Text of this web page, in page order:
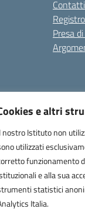
e altri
nostro Istituto non
utilizzati
funzionamento
e alla sua
statistici
Italia.
Contatti
Presa